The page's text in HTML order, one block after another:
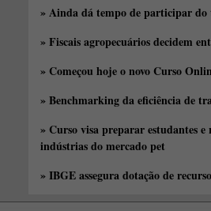
» Ainda dá tempo de participar do
» Fiscais agropecuários decidem
» Começou hoje o novo Curso
» Benchmarking da eficiência de
» Curso visa preparar estudantes
indústrias do mercado pet
» IBGE assegura dotação de